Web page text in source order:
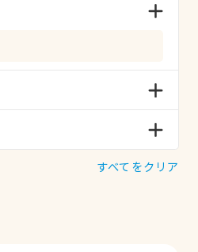
すべてをクリア